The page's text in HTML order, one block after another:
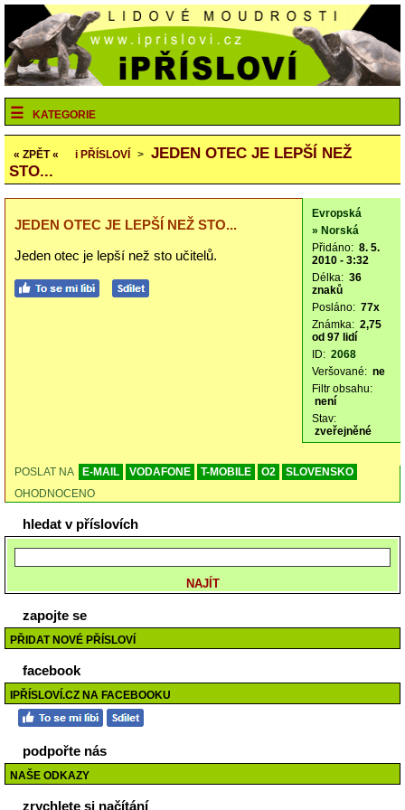
KATEGORIE
« ZPĚT « i PŘÍSLOVÍ > JEDEN OTEC JE LEPŠÍ NEŽ
STO...
JEDEN OTEC JE LEPŠÍ NEŽ STO...
Jeden otec je lepší než sto učitelů.
Evropská
» Norská
Přidáno: 8. 5.
2010 - 3:32
Délka: 36
znaků
Posláno: 77x
Známka: 2,75
od 97 lidí
ID: 2068
Veršované: ne
Filtr obsahu:
není
Stav:
zveřejněné
POSLAT NA E-MAIL VODAFONE T-MOBILE O2
SLOVENSKO
OHODNOCENO
hledat v příslovích
zapojte se
PŘIDAT NOVÉ PŘÍSLOVÍ
facebook
IPŘÍSLOVÍ.CZ NA FACEBOOKU
podpořte nás
NAŠE ODKAZY
zrychlete si načítání